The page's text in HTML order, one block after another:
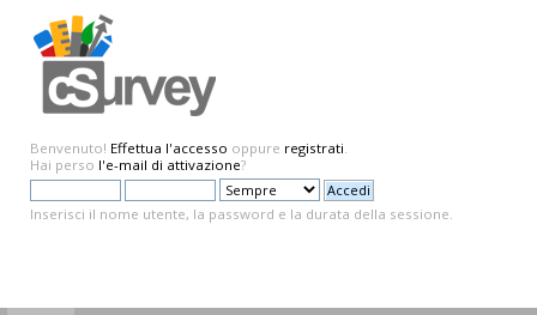
Benvenuto! Effettua l'accesso oppure registrati.
Hai perso l'e-mail di attivazione?
Inserisci il nome utente, la password e la durata della sessione.